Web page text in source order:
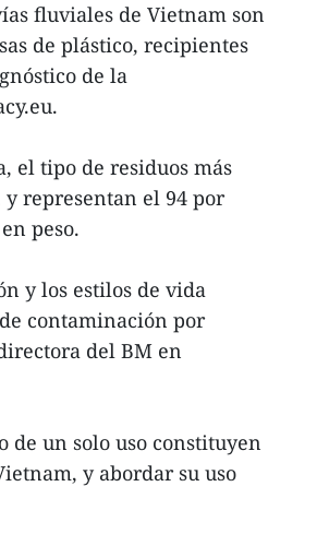
fluviales de Vietnam son
de plástico, recipientes
de la
el tipo de residuos más
representan el 94 por
peso.
y los estilos de vida
contaminación por
del BM en
de un solo uso constituyen
y abordar su uso